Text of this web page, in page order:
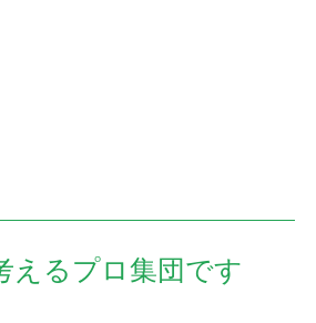
えるプロ集団です